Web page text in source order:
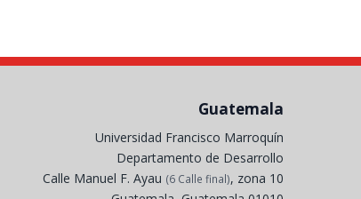
Guatemala
Universidad Francisco Marroquín
Departamento de Desarrollo
Calle Manuel F. Ayau (6 Calle final), zona 10